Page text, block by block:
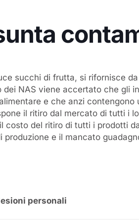
succhi di frutta, si rifornisce
dei NAS viene accertato che gli
e che anzi
il ritiro dal mercato di tutti i
costo del ritiro di tutti i prodotti
produzione e il mancato
personali